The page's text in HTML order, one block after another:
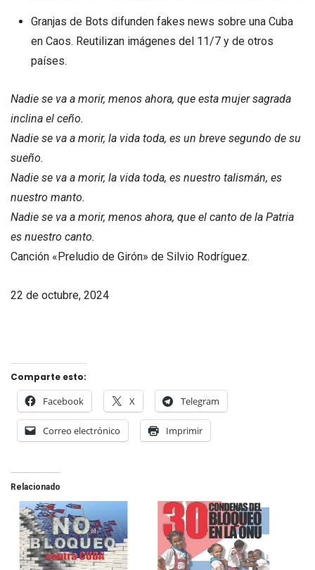
Granjas de Bots difunden fakes news sobre una Cuba
en Caos. Reutilizan imágenes del 11/7 y de otros
países.
Nadie se va a morir, menos ahora, que esta mujer sagrada
inclina el ceño.
Nadie se va a morir, la vida toda, es un breve segundo de su
sueño.
Nadie se va a morir, la vida toda, es nuestro talismán, es
nuestro manto.
Nadie se va a morir, menos ahora, que el canto de la Patria
es nuestro canto.
Canción «Preludio de Girón» de Silvio Rodríguez.
22 de octubre, 2024
Comparte esto:
Facebook X Telegram
Correo electrónico Imprimir
Relacionado